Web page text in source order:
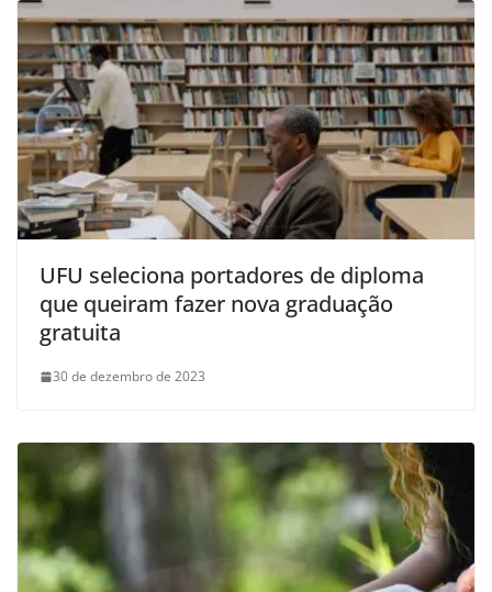
UFU seleciona portadores de diploma
que queiram fazer nova graduação
gratuita
30 de dezembro de 2023